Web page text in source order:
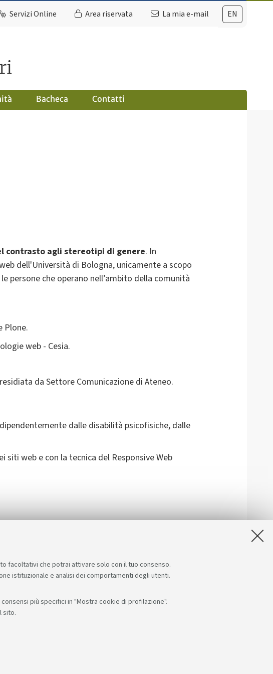
facoltativi che potrai attivare solo con il tuo consenso.
istituzionale e analisi dei comportamenti degli utenti.
più specifici in "Mostra cookie di profilazione".
sito.
- NECESSARI
EN
Servizi Online Area riservata La mia e-mail
Bacheca Contatti
contrasto agli stereotipi di genere. In
dell'Università di Bologna, unicamente a scopo
persone che operano nell’ambito della comunità
Plone.
web - Cesia.
da Settore Comunicazione di Ateneo.
dalle disabilità psicofisiche, dalle
web e con la tecnica del Responsive Web
- CF: 80007010376